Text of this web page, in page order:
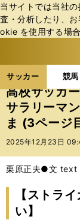
当サイトでは当社
査・分析したり、
okie を使⽤する場
サッカー 競馬
ス
ポ
ル
テ
ー
バ
サッカー
高校サッカ
サラリーマ
ま (3ページ
2025年12月23日
栗原正夫●文 text
【ストラ
い】